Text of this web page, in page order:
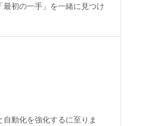
初の一手」を一緒に見つけ
動化を強化するに至りま